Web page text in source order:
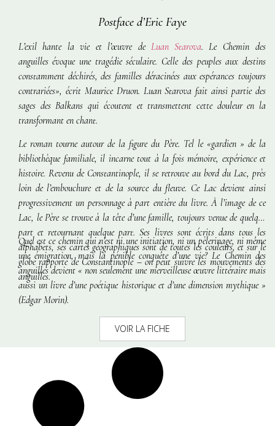
Postface d’Eric Faye
L’exil hante la vie et l’œuvre de Luan Starova. Le Chemin des
anguilles évoque une tragédie séculaire. Celle des peuples aux destins
constamment déchirés, des familles déracinées aux espérances toujours
contrariées», écrit Maurice Druon. Luan Starova fait ainsi partie des
sages des Balkans qui écoutent et transmettent cette douleur en la
transformant en chant.
Le roman tourne autour de la figure du Père. Tel le «gardien » de la
bibliothèque familiale, il incarne tout à la fois mémoire, expérience et
histoire. Revenu de Constantinople, il se retrouve au bord du Lac, près
loin de l’embouchure et de la source du fleuve. Ce Lac devient ainsi
progressivement un personnage à part entière du livre. À l’image de ce
Lac, le Père se trouve à la tête d’une famille, toujours venue de quelque
part et retournant quelque part. Ses livres sont écrits dans tous les
alphabets, ses cartes géographiques sont de toutes les couleurs, et sur le
globe rapporté de Constantinople – on peut suivre les mouvements des
anguilles.
Quel est ce chemin qui n’est ni une initiation, ni un pèlerinage, ni même
une émigration, mais la pénible conquête d’une vie? Le Chemin des
anguilles devient « non seulement une merveilleuse œuvre littéraire mais
aussi un livre d’une poétique historique et d’une dimension mythique »
(Edgar Morin).
VOIR LA FICHE